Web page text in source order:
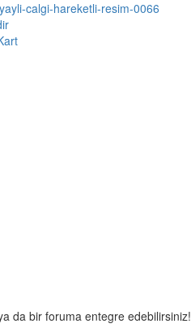
da bir foruma entegre edebilirsiniz!